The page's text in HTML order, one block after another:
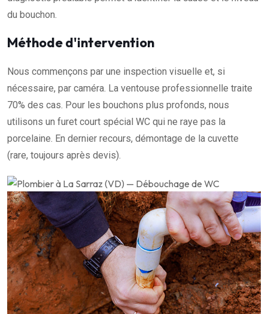
du bouchon.
Méthode d'intervention
Nous commençons par une inspection visuelle et, si
nécessaire, par caméra. La ventouse professionnelle traite
70% des cas. Pour les bouchons plus profonds, nous
utilisons un furet court spécial WC qui ne raye pas la
porcelaine. En dernier recours, démontage de la cuvette
(rare, toujours après devis).